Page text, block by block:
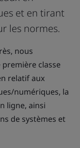
et en tirant
les normes.
nous
classe
relatif aux
numériques, la
ligne, ainsi
de systèmes et